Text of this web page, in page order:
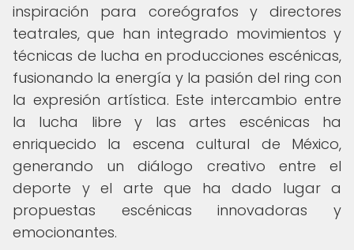
inspiración para coreógrafos y directores
teatrales, que han integrado movimientos y
técnicas de lucha en producciones escénicas,
fusionando la energía y la pasión del ring con
la expresión artística. Este intercambio entre
la lucha libre y las artes escénicas ha
enriquecido la escena cultural de México,
generando un diálogo creativo entre el
deporte y el arte que ha dado lugar a
propuestas escénicas innovadoras y
emocionantes.